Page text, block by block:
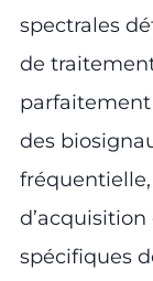
spectrales
de
parfaitement
des
spécifiques